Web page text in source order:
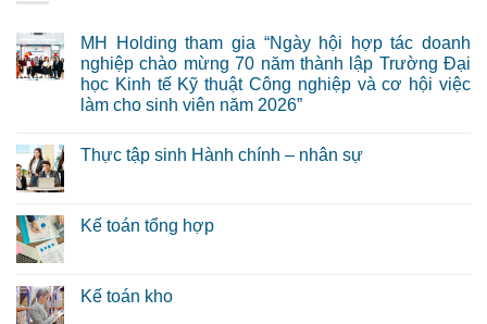
MH Holding tham gia “Ngày hội hợp tác doanh
nghiệp chào mừng 70 năm thành lập Trường Đại
học Kinh tế Kỹ thuật Công nghiệp và cơ hội việc
làm cho sinh viên năm 2026”
Thực tập sinh Hành chính – nhân sự
Kế toán tổng hợp
Kế toán kho